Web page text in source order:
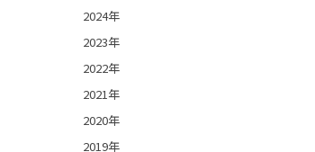
2024年
2023年
2022年
2021年
2020年
2019年